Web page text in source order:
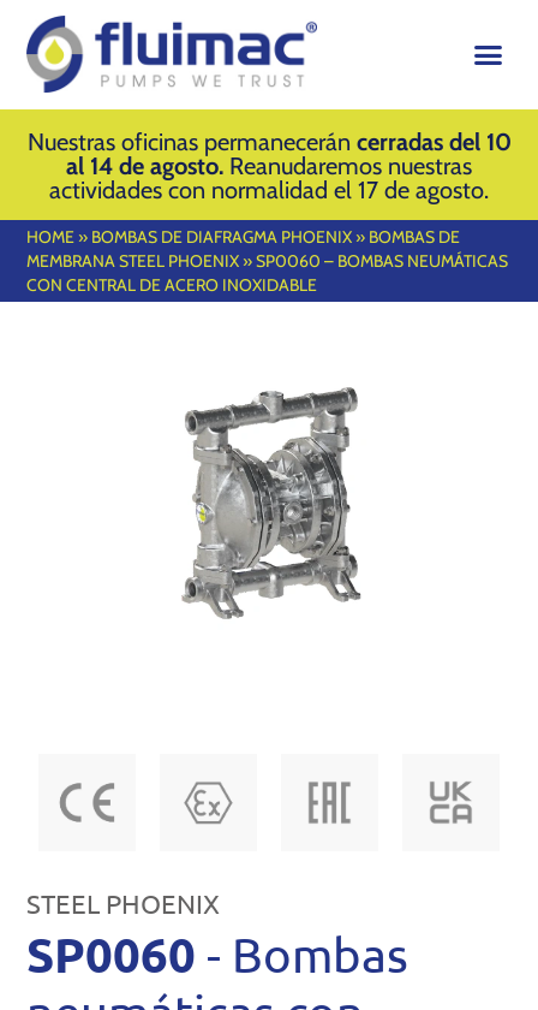
Nuestras oficinas permanecerán cerradas del 10
al 14 de agosto. Reanudaremos nuestras
actividades con normalidad el 17 de agosto.
HOME » BOMBAS DE DIAFRAGMA PHOENIX » BOMBAS DE
MEMBRANA STEEL PHOENIX »SP0060 – BOMBAS NEUMÁTICAS
CON CENTRAL DE ACERO INOXIDABLE
STEEL PHOENIX
SP0060 - Bombas